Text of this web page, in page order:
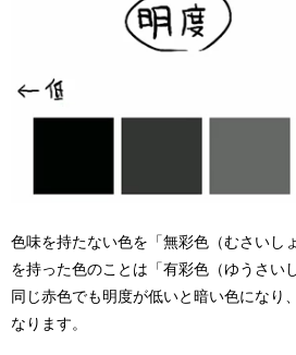
色味を持たない色を「無彩色（むさいし
を持った色のことは「有彩色（ゆうさい
同じ赤色でも明度が低いと暗い色になり
なります。